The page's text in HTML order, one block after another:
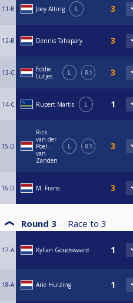
11-B Joey Alting L
12-B Dennis Tahapary
13-C
Eddie
Lutjes
L R1
14-C Rupert Martis L
15-D
Rick
van der
Poel -
van
Zanden
L R1
16-D M. Frans
Round 3 Race to 3
17-A Kylian Goudswaаrԁ
18-A Arie Huizing